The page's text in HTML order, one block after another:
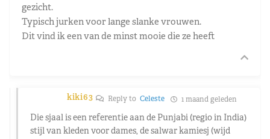
gezicht.
Typisch jurken voor lange slanke vrouwen.
Dit vind ik een van de minst mooie die ze heeft
kiki63 Reply toCeleste 1 maand geleden
Die sjaal is een referentie aan de Punjabi (regio in India)
stijl van kleden voor dames, de salwar kamiesj (wijd